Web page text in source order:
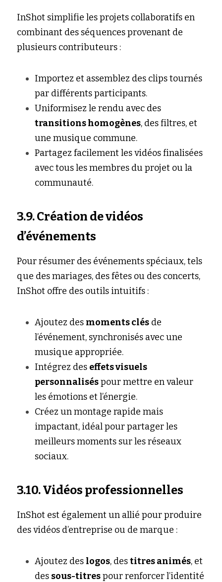
InShot simplifie les projets collaboratifs en
combinant des séquences provenant de
plusieurs contributeurs :
Importez et assemblez des clips tournés
par différents participants.
transitions homogènes, des filtres, et
une musique commune.
Partagez facilement les vidéos finalisées
avec tous les membres du projet ou la
communauté.
3.9. Création de vidéos
d’événements
Pour résumer des événements spéciaux, tels
que des mariages, des fêtes ou des concerts,
InShot offre des outils intuitifs :
Ajoutez des moments clés de
l’événement, synchronisés avec une
musique appropriée.
Intégrez des effets visuels
personnalisés pour mettre en valeur
les émotions et l’énergie.
Créez un montage rapide mais
impactant, idéal pour partager les
meilleurs moments sur les réseaux
sociaux.
3.10. Vidéos professionnelles
InShot est également un allié pour produire
des vidéos d’entreprise ou de marque :
Ajoutez des logos, des titres animés, et
des sous-titres pour renforcer l’identité